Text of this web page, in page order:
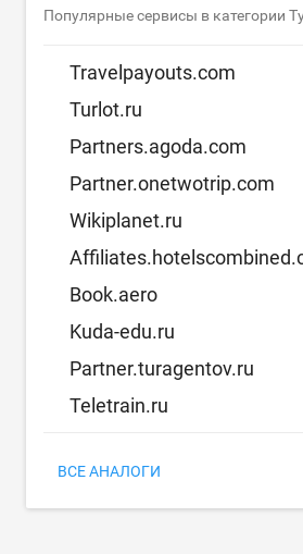
Популярные сервисы в категории
Travelpayouts.com
Turlot.ru
Partners.agoda.com
Partner.onetwotrip.com
Wikiplanet.ru
Book.aero
Kuda-edu.ru
Partner.turagentov.ru
Teletrain.ru
ВСЕ АНАЛОГИ